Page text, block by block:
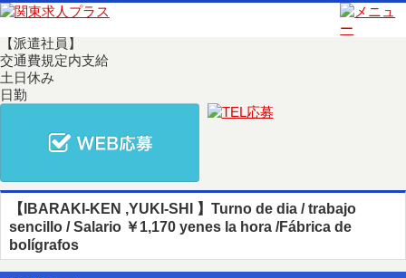
【派遣社員】
交通費規定内支給
土日休み
日勤
【IBARAKI-KEN ,YUKI-SHI 】Turno de dia / trabajo
sencillo / Salario ￥1,170 yenes la hora /Fábrica de
bolígrafos